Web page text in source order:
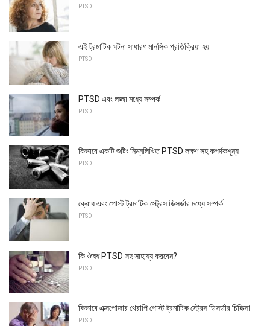
PTSD
এই ট্রমাটিক ঘটনা সাধারণ মানসিক প্রতিক্রিয়া হয়
PTSD
PTSD এবং লজ্জা মধ্যে সম্পর্ক
PTSD
কিভাবে একটি শুটিং নিম্নলিখিত PTSD লক্ষণ সহ কপর্দকশূন্য
PTSD
ক্রোধ এবং পোস্ট ট্রমাটিক স্ট্রেস ডিসর্ডার মধ্যে সম্পর্ক
PTSD
কি ঔষধ PTSD সহ সাহায্য করবেন?
PTSD
কিভাবে এক্সপোজার থেরাপি পোস্ট ট্রমাটিক স্ট্রেস ডিসর্ডার চিকিত্সা
PTSD